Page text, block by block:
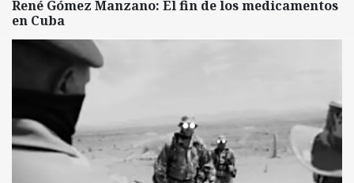
René Gómez Manzano: El fin de los medicamentos
en Cuba